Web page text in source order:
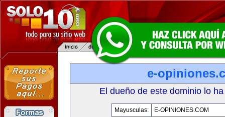
e-
El dueño de este dominio lo
Mayusculas:
E-OPINIONES.COM